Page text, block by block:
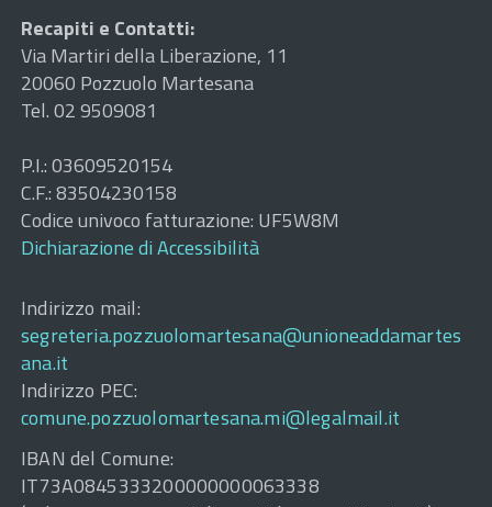
Recapiti e Contatti:
Via Martiri della Liberazione, 11
20060 Pozzuolo Martesana
Tel. 02 9509081
P.I.: 03609520154
C.F.: 83504230158
Codice univoco fatturazione: UF5W8M
Dichiarazione di Accessibilità
Indirizzo mail:
segreteria.pozzuolomartesana@unioneaddamartes
ana.it
Indirizzo PEC:
comune.pozzuolomartesana.mi@legalmail.it
IBAN del Comune:
IT73A0845333200000000063338